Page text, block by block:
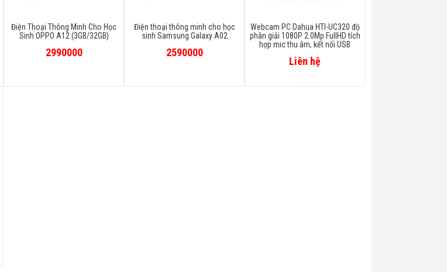
Điện Thoại Thông Minh Cho Học
Sinh OPPO A12 (3GB/32GB)
2990000
Điện thoại thông minh cho học
sinh Samsung Galaxy A02
2590000
Webcam PC Dahua HTI-UC320 độ
phân giải 1080P 2.0Mp FullHD tích
hợp mic thu âm, kết nối USB
Liên hệ